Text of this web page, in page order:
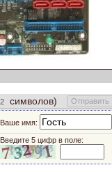
символов)
Ваше имя:
Введите 5 цифр в поле: